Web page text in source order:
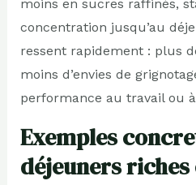
moins en sucres raffinés,
concentration jusqu’au
ressent rapidement : plus
moins d’envies de
performance au travail ou
Exemples
déjeuners